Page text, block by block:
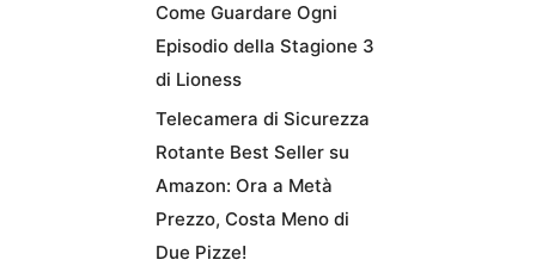
Come Guardare Ogni
Episodio della Stagione 3
di Lioness
Telecamera di Sicurezza
Rotante Best Seller su
Amazon: Ora a Metà
Prezzo, Costa Meno di
Due Pizze!